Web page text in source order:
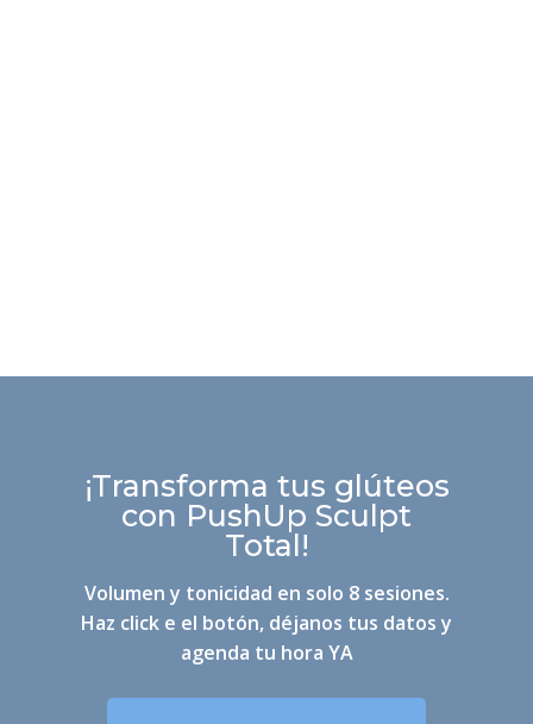
¡Transforma tus glúteos
con PushUp Sculpt
Total!
Volumen y tonicidad en solo 8 sesiones.
Haz click e el botón, déjanos tus datos y
agenda tu hora YA